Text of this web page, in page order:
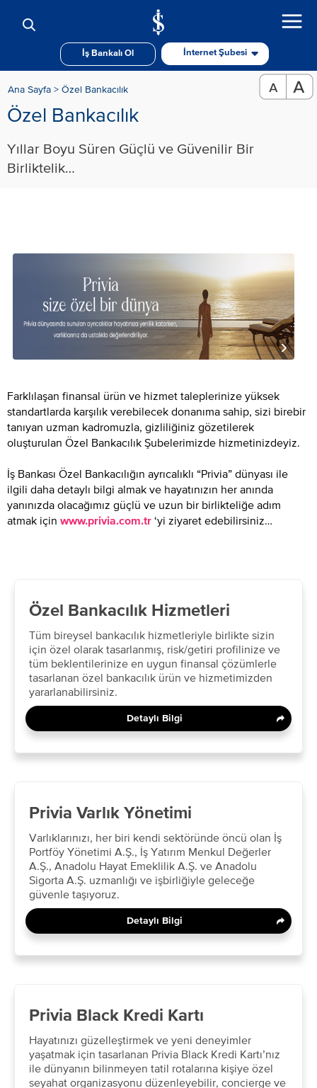
İş Bankalı Ol İnternet Şubesi
Ana Sayfa > Özel Bankacılık
Özel Bankacılık
​Yıllar Boyu Süren Güçlü ve Güvenilir Bir
Birliktelik…
Farklılaşan finansal ürün ve hizmet taleplerinize yüksek
standartlarda karşılık verebilecek donanıma sahip, sizi birebir
tanıyan uzman kadromuzla, gizliliğiniz gözetilerek
oluşturulan Özel Bankacılık Şubelerimizde hizmetinizdeyiz.
İş Bankası Özel Bankacılığın ayrıcalıklı “Privia” dünyası ile
ilgili daha detaylı bilgi almak ve hayatınızın her anında
yanınızda olacağımız güçlü ve uzun bir birlikteliğe adım
atmak için www.privia.com.tr ‘yi ziyaret edebilirsiniz…
Özel Bankacılık Hizmetleri
​Tüm bireysel bankacılık hizmetleriyle birlikte sizin
için özel olarak tasarlanmış, risk/getiri profilinize ve
tüm beklentilerinize en uygun finansal çözümlerle
tasarlanan özel bankacılık ürün ve hizmetimizden
yararlanabilirsiniz.​
Detaylı Bilgi
Privia Varlık Yönetimi
Varlıklarınızı, her biri kendi sektöründe öncü olan İş
Portföy Yönetimi A.Ş., İş Yatırım Menkul Değerler
A.Ş., Anadolu Hayat Emeklilik A.Ş. ve Anadolu
Sigorta A.Ş. uzmanlığı ve işbirliğiyle geleceğe
güvenle taşıyoruz.​
Detaylı Bilgi
Privia Black Kredi Kartı
Hayatınızı güzelleştirmek ve yeni deneyimler
yaşatmak için tasarlanan Privia Black Kredi Kartı’nız
ile dünyanın bilinmeyen tatil rotalarına kişiye özel
seyahat organizasyonu düzenleyebilir, concierge ve